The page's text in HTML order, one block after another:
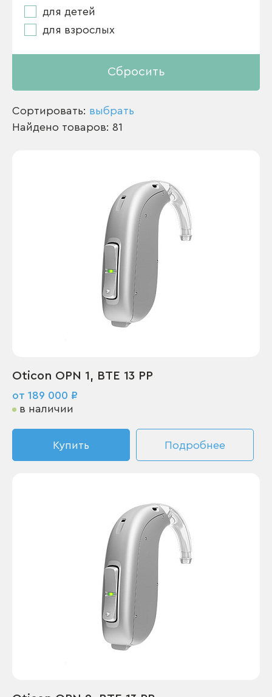
для детей
для взрослых
Сбросить
Найдено товаров: 81
Сортировать: выбрать
Oticon OPN 1, BTE 13 PP
от 189 000 ₽
в наличии
Купить Подробнее